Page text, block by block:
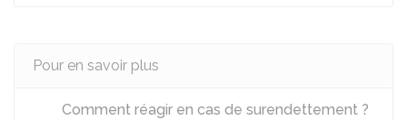
Pour en savoir plus
Comment réagir en cas de surendettement ?